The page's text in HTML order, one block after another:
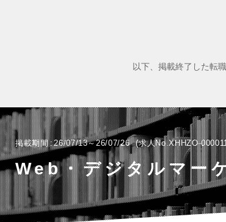
以下、掲載終了した転
掲載期間 26/07/13～26/07/26 求人No.XHHZO-
Web・デジタルマー